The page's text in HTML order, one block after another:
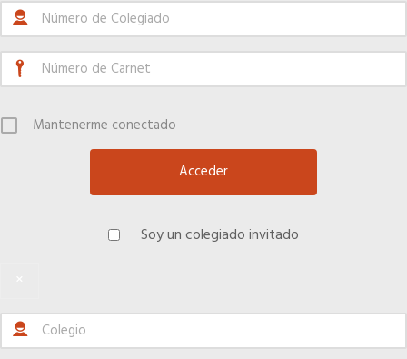
Mantenerme conectado
Soy un colegiado invitado